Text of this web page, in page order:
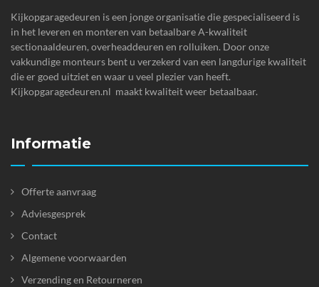
Kijkopgaragedeuren is een jonge organisatie die gespecialiseerd is
in het leveren en monteren van betaalbare A-kwaliteit
sectionaaldeuren, overheaddeuren en rolluiken. Door onze
vakkundige monteurs bent u verzekerd van een langdurige kwaliteit
die er goed uitziet en waar u veel plezier van heeft.
Kijkopgaragedeuren.nl maakt kwaliteit weer betaalbaar.
Informatie
Offerte aanvraag
Adviesgesprek
Contact
Algemene voorwaarden
Verzending en Retourneren